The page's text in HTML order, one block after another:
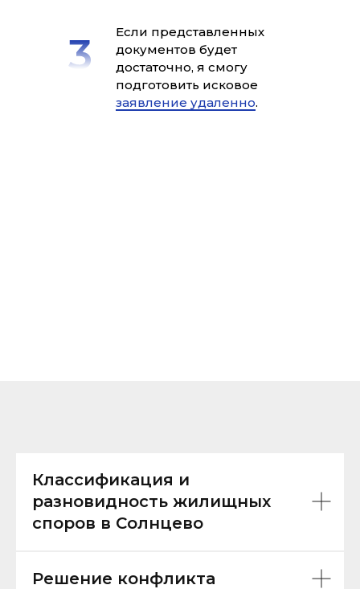
Если представленных
документов будет
достаточно, я смогу
подготовить исковое
заявление удаленно.
Классификация и
разновидность жилищных
споров в Солнцево
Решение конфликта